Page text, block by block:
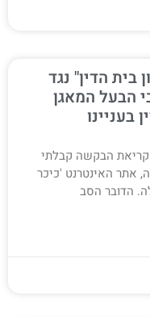
בית הדין" נגד
הבעל המאגן
הבקשה קבלתי
אתר האינטרנט 'כיכר
הדובר הסב